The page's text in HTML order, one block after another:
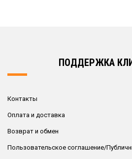
ПОДДЕРЖКА
Контакты
Оплата и доставка
Возврат и обмен
Пользовательское соглашение/